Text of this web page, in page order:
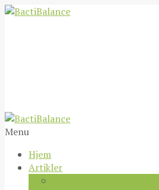
Menu
Hjem
Artikler